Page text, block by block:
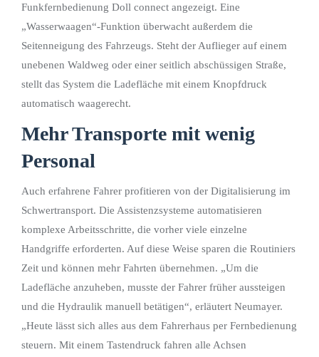
Funkfernbedienung Doll connect angezeigt. Eine
„Wasserwaagen“-Funktion überwacht außerdem die
Seitenneigung des Fahrzeugs. Steht der Auflieger auf einem
unebenen Waldweg oder einer seitlich abschüssigen Straße,
stellt das System die Ladefläche mit einem Knopfdruck
automatisch waagerecht.
Mehr Transporte mit wenig
Personal
Auch erfahrene Fahrer profitieren von der Digitalisierung im
Schwertransport. Die Assistenzsysteme automatisieren
komplexe Arbeitsschritte, die vorher viele einzelne
Handgriffe erforderten. Auf diese Weise sparen die Routiniers
Zeit und können mehr Fahrten übernehmen. „Um die
Ladefläche anzuheben, musste der Fahrer früher aussteigen
und die Hydraulik manuell betätigen“, erläutert Neumayer.
„Heute lässt sich alles aus dem Fahrerhaus per Fernbedienung
steuern. Mit einem Tastendruck fahren alle Achsen